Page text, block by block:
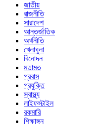
জাতীয়
রাজনীতি
সারাদেশ
আন্তর্জাতিক
অর্থনীতি
খেলাধুলা
বিনোদন
মতামত
প্রবাস
প্রযুক্তি
স্বাস্থ্য
লাইফস্টাইল
রকমারি
শিক্ষাঙ্গন